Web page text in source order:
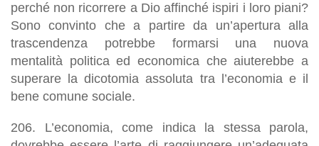
perché non ricorrere a Dio affinché ispiri i loro piani?
Sono convinto che a partire da un’apertura alla
trascendenza potrebbe formarsi una nuova
mentalità politica ed economica che aiuterebbe a
superare la dicotomia assoluta tra l’economia e il
bene comune sociale.
206. L’economia, come indica la stessa parola,